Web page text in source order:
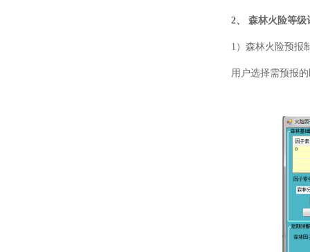
2、 森林火险等级
1）森林火险预报
用户选择需预报的